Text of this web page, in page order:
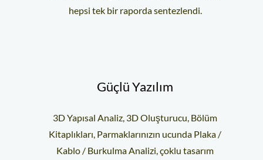
hepsi tek bir raporda sentezlendi.
Güçlü Yazılım
3D Yapısal Analiz, 3D Oluşturucu, Bölüm
Kitaplıkları, Parmaklarınızın ucunda Plaka /
Kablo / Burkulma Analizi, çoklu tasarım